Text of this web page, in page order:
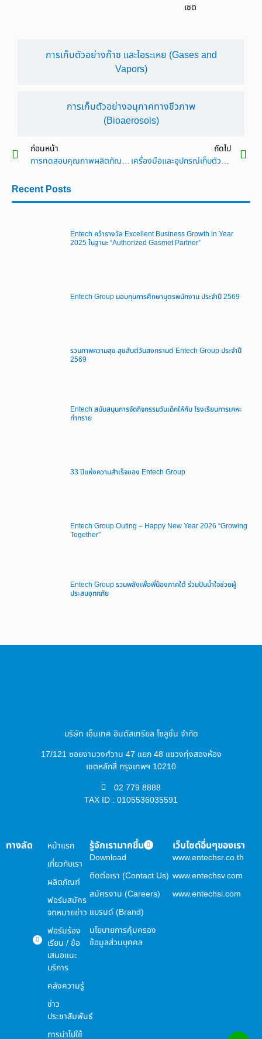
การเก็บตัวอย่างก๊าซ และไอระเหย (Gases and
Vapors)
การเก็บตัวอย่างอนุภาคทางชีวภาพ
(Bioaerosols)
เซต
ก่อนหน้า
การทดสอบคุณภาพผลิตภัณฑ์ด้วยตู้ควบคุมสภาพแวดล้อม (Climate testing chamber)
ถัดไป
เครื่องมือและอุปกรณ์เก็บตัวอย่างมลพิษทางอากาศ
Recent Posts
Entech คว้ารางวัล Excellent Business Growth in Year
2025 ในฐานะ “Authorized Gasmet Partner”
Entech Group มอบทุนการศึกษาบุตรพนักงาน ประจำปี 2569
รวมภาพความสุข สุขสันต์วันสงกรานต์ Entech Group ประจำปี
2569
Entech สนับสนุนการจัดกิจกรรมวันเด็กให้กับ โรงเรียนการเคหะ
ท่าทราย
33 ปีแห่งความสำเร็จของ Entech Group
Entech Group Outing – Happy New Year 2026 “Growing
Together”
Entech Group รวมพลังเพื่อพี่น้องภาคใต้ ร่วมปันน้ำใจช่วยผู้
ประสบอุทกภัย
บริษัท เอ็นเทค อินดัสเทรียล โซลูชั่น จำกัด
17/121 ซอยงามวงศ์วาน 47 แยก 48 แขวงทุ่งสองห้อง
เขตหลักสี่ กรุงเทพฯ 10210
02 779 8888
TAX ID : 0105536035591
ทางลัด
หน้าแรก
เกี่ยวกับเรา
ผลิตภัณฑ์
ฟอร์มสมัคร
จดหมายข่าว
ฟอร์มร้อง
เรียน / ข้อ
เสนอแนะ
บริการ
คลังความรู้
ข่าว
ประชาสัมพันธ์
การนำไปใช้
รู้จักเรามากขึ้น
Download
ติดต่อเรา (Contact Us)
สมัครงาน (Careers)
แบรนด์ (Brand)
นโยบายการคุ้มครอง
ข้อมูลส่วนบุคคล
เว็บไซต์อื่นๆของเรา
www.entechsr.co.th
www.entechsv.com
www.entechsi.com